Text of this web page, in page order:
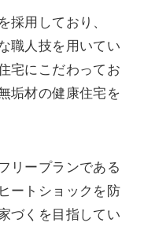
採用しており、
職人技を用いてい
宅にこだわってお
垢材の健康住宅を
リープランである
ートショックを防
づくを目指してい